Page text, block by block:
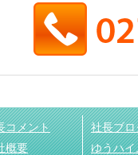
コメント
概要
社長ブロ
ゆうハ